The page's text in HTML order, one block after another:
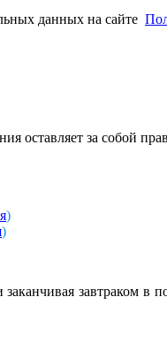
данных на сайте
оставляет за собой
)
)
завтраком